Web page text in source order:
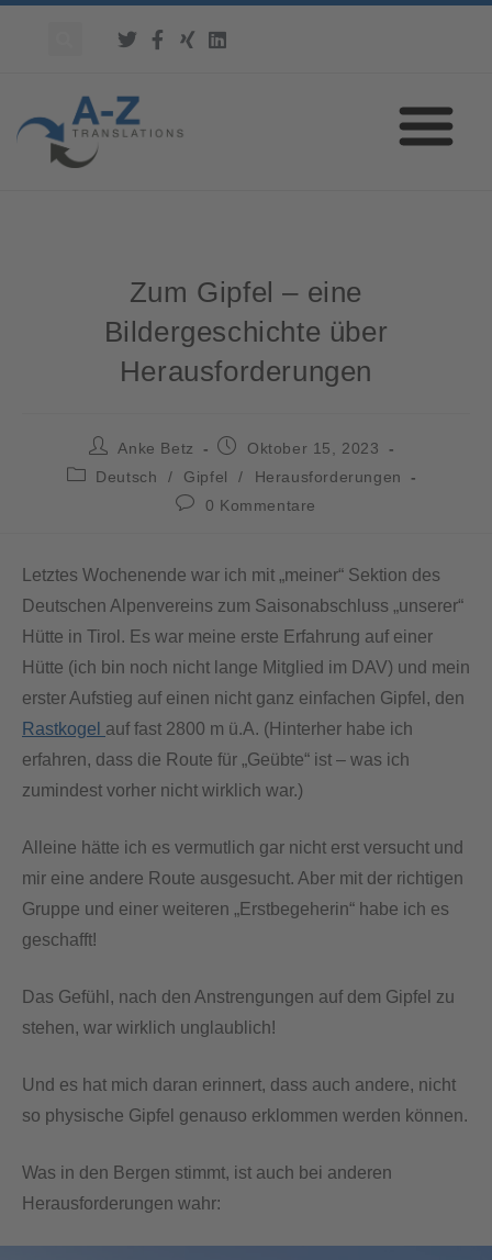
Zum Gipfel – eine
Bildergeschichte über
Herausforderungen
Anke Betz
Oktober 15, 2023
Deutsch
/ Gipfel /
Herausforderungen
0 Kommentare
Letztes Wochenende war ich mit „meiner“ Sektion des
Deutschen Alpenvereins zum Saisonabschluss „unserer“
Hütte in Tirol. Es war meine erste Erfahrung auf einer
Hütte (ich bin noch nicht lange Mitglied im DAV) und mein
erster Aufstieg auf einen nicht ganz einfachen Gipfel, den
Rastkogel auf fast 2800 m ü.A. (Hinterher habe ich
erfahren, dass die Route für „Geübte“ ist – was ich
zumindest vorher nicht wirklich war.)
Alleine hätte ich es vermutlich gar nicht erst versucht und
mir eine andere Route ausgesucht. Aber mit der richtigen
Gruppe und einer weiteren „Erstbegeherin“ habe ich es
geschafft!
Das Gefühl, nach den Anstrengungen auf dem Gipfel zu
stehen, war wirklich unglaublich!
Und es hat mich daran erinnert, dass auch andere, nicht
so physische Gipfel genauso erklommen werden können.
Was in den Bergen stimmt, ist auch bei anderen
Herausforderungen wahr: